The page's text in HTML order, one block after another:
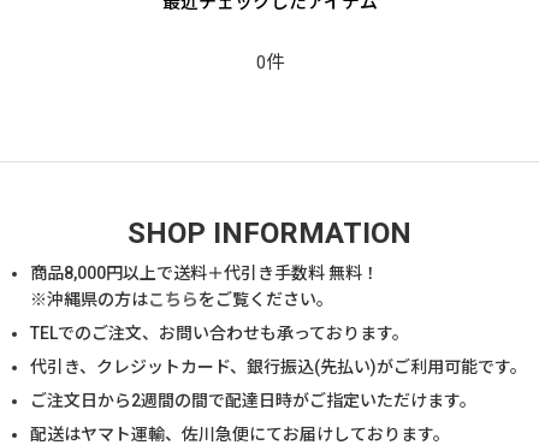
0件
SHOP INFORMATION
商品8,000円以上で送料＋代引き手数料 無料！
※沖縄県の方はこちらをご覧ください。
TELでのご注文、お問い合わせも承っております。
代引き、クレジットカード、銀行振込(先払い)がご利用可能です。
ご注文日から2週間の間で配達日時がご指定いただけます。
配送はヤマト運輸、佐川急便にてお届けしております。